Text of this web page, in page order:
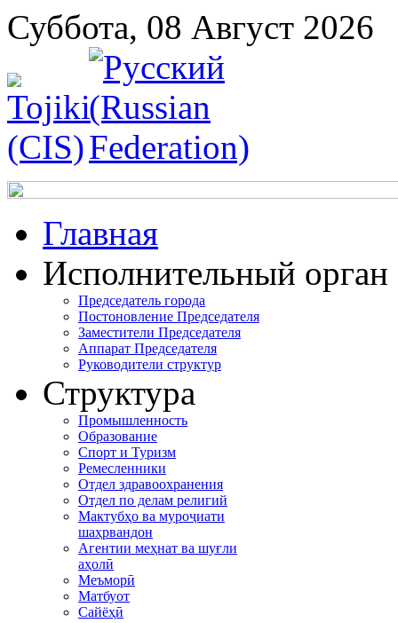
Суббота, 08 Август 2026
Главная
Исполнительный орган
Председатель города
Постоновление Председателя
Заместители Председателя
Аппарат Председателя
Руководители структур
Структура
Промышленность
Образование
Спорт и Туризм
Ремесленники
Отдел здравоохранения
Отдел по делам религий
Мактубҳо ва муроҷиати
шаҳрвандон
Агентии меҳнат ва шуғли
аҳолӣ
Меъморӣ
Матбуот
Сайёҳӣ